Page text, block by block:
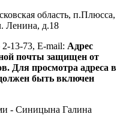
область, п.Плюсса,
Ленина, д.18
2-13-73, E-mail: Адрес
почты защищен от
Для просмотра адреса в
быть включен
- Синицына Галина